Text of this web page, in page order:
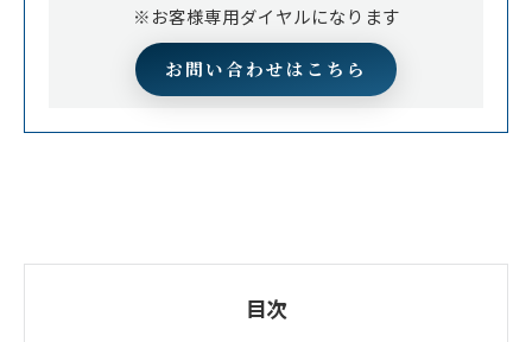
※お客様専用ダイヤルになります
お問い合わせはこちら
目次